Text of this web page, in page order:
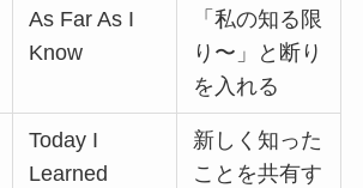
As Far As I
Know
「私の知る限
り〜」と断り
を入れる
Today I
Learned
新しく知った
ことを共有す